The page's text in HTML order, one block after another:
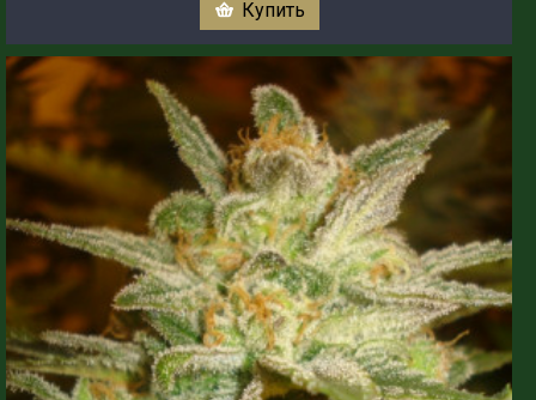
Купить